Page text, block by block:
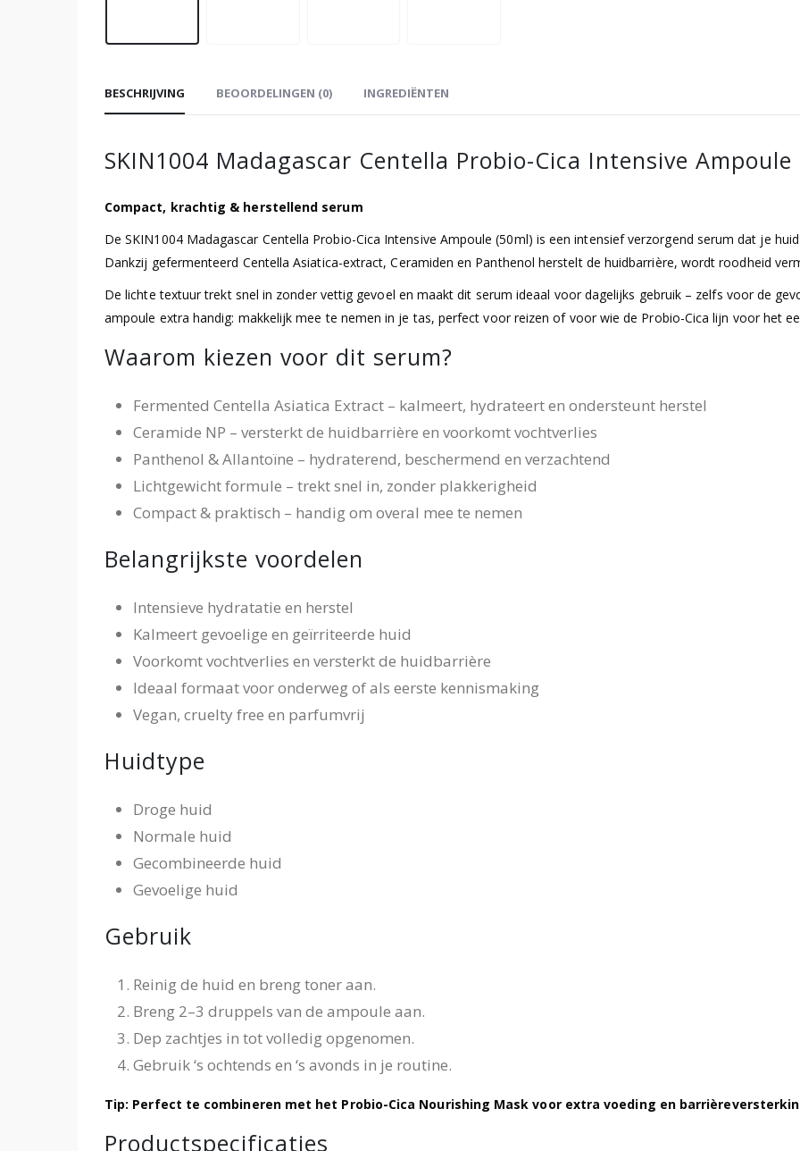
BESCHRIJVING BEOORDELINGEN (0) INGREDIËNTEN
SKIN1004 Madagascar Centella Probio-Cica Intensive Ampoule
Compact, krachtig & herstellend serum
De SKIN1004 Madagascar Centella Probio-Cica Intensive Ampoule (50ml) is een intensief verzorgend serum dat je
Dankzij gefermenteerd Centella Asiatica-extract, Ceramiden en Panthenol herstelt de huidbarrière, wordt roodheid
De lichte textuur trekt snel in zonder vettig gevoel en maakt dit serum ideaal voor dagelijks gebruik – zelfs voor de
ampoule extra handig: makkelijk mee te nemen in je tas, perfect voor reizen of voor wie de Probio-Cica lijn voor het
Waarom kiezen voor dit serum?
Fermented Centella Asiatica Extract – kalmeert, hydrateert en ondersteunt herstel
Ceramide NP – versterkt de huidbarrière en voorkomt vochtverlies
Panthenol & Allantoïne – hydraterend, beschermend en verzachtend
Lichtgewicht formule – trekt snel in, zonder plakkerigheid
Compact & praktisch – handig om overal mee te nemen
Belangrijkste voordelen
Intensieve hydratatie en herstel
Kalmeert gevoelige en geïrriteerde huid
Voorkomt vochtverlies en versterkt de huidbarrière
Ideaal formaat voor onderweg of als eerste kennismaking
Vegan, cruelty free en parfumvrij
Huidtype
Droge huid
Normale huid
Gecombineerde huid
Gevoelige huid
Gebruik
Reinig de huid en breng toner aan.
Breng 2–3 druppels van de ampoule aan.
Dep zachtjes in tot volledig opgenomen.
Gebruik ‘s ochtends en ‘s avonds in je routine.
Tip: Perfect te combineren met het Probio-Cica Nourishing Mask voor extra voeding en
Productspecificaties